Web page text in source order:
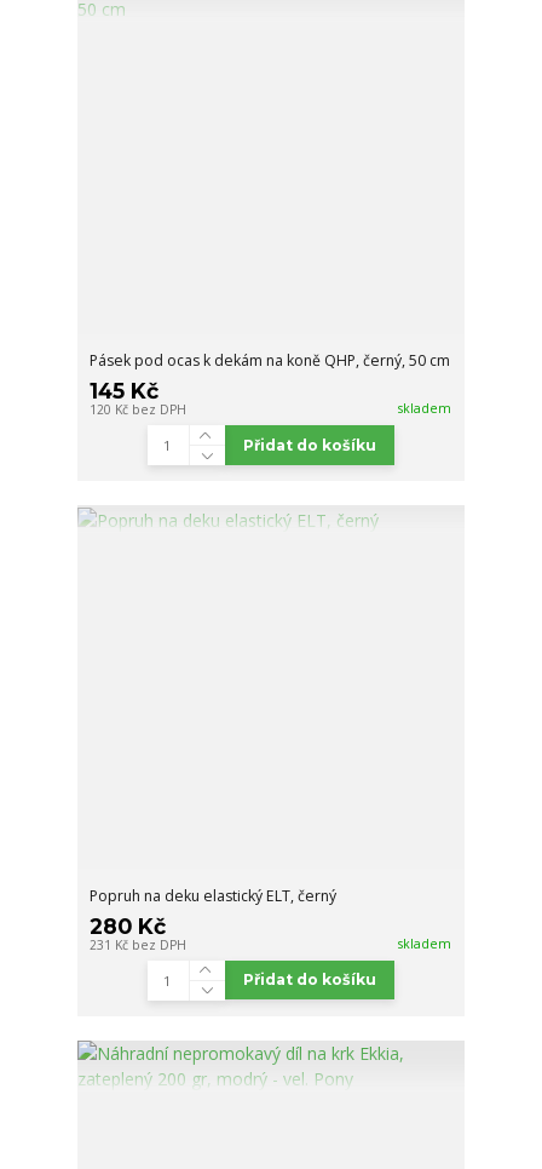
Pásek pod ocas k dekám na koně QHP, černý, 50 cm
145 Kč
120 Kč bez DPH skladem
Přidat do košíku
Popruh na deku elastický ELT, černý
280 Kč
231 Kč bez DPH skladem
Přidat do košíku